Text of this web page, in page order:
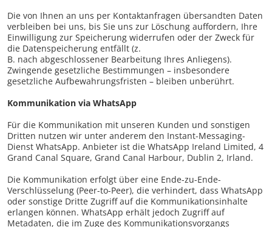
Die von Ihnen an uns per Kontaktanfragen übersandten Daten
verbleiben bei uns, bis Sie uns zur Löschung auffordern, Ihre
Einwilligung zur Speicherung widerrufen oder der Zweck für
die Datenspeicherung entfällt (z.
B. nach abgeschlossener Bearbeitung Ihres Anliegens).
Zwingende gesetzliche Bestimmungen – insbesondere
gesetzliche Aufbewahrungsfristen – bleiben unberührt.
Kommunikation via WhatsApp
Für die Kommunikation mit unseren Kunden und sonstigen
Dritten nutzen wir unter anderem den Instant-Messaging-
Dienst WhatsApp. Anbieter ist die WhatsApp Ireland Limited, 4
Grand Canal Square, Grand Canal Harbour, Dublin 2, Irland.
Die Kommunikation erfolgt über eine Ende-zu-Ende-
Verschlüsselung (Peer-to-Peer), die verhindert, dass WhatsApp
oder sonstige Dritte Zugriff auf die Kommunikationsinhalte
erlangen können. WhatsApp erhält jedoch Zugriff auf
Metadaten, die im Zuge des Kommunikationsvorgangs